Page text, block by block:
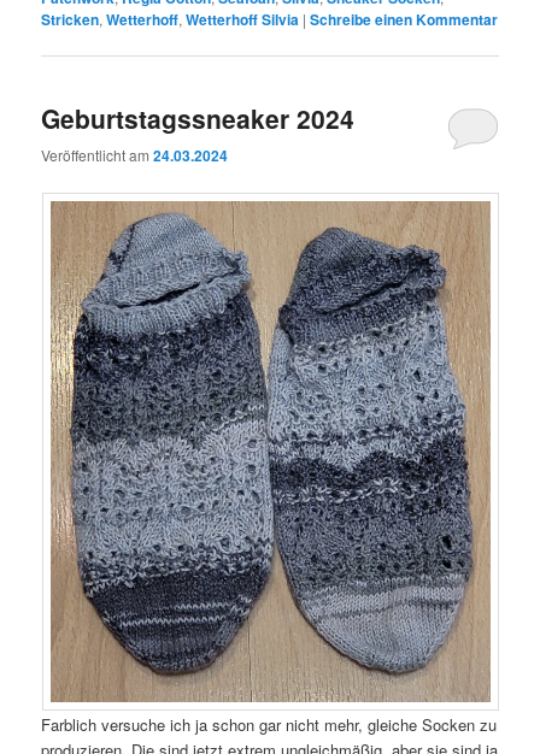
Stricken,Wetterhoff,Wetterhoff Silvia |Schreibe einen Kommentar
Geburtstagssneaker 2024
Veröffentlicht am24.03.2024
Farblich versuche ich ja schon gar nicht mehr, gleiche Socken zu
produzieren. Die sind jetzt extrem ungleichmäßig, aber sie sind ja